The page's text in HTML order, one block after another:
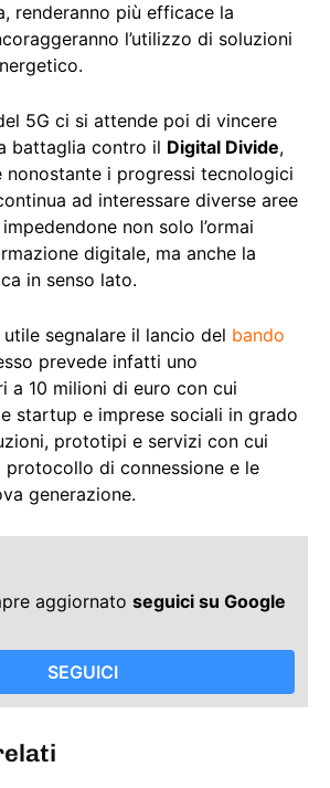
renderanno più efficace la
l’utilizzo di soluzioni
5G ci si attende poi di vincere
battaglia contro il Digital Divide,
nonostante i progressi tecnologici
ad interessare diverse aree
non solo l’ormai
digitale, ma anche la
in senso lato.
segnalare il lancio del bando
prevede infatti uno
a 10 milioni di euro con cui
startup e imprese sociali in grado
prototipi e servizi con cui
di connessione e le
generazione.
aggiornato seguici su Google
SEGUICI